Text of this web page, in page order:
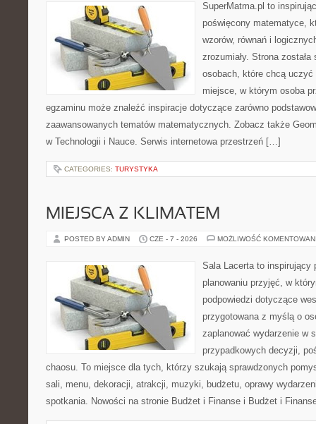
SuperMatma.pl to
poświęcony matematyce,
wzorów, równań i
zrozumiały. Strona
osobach, które chcą
miejsce, w którym osoba
egzaminu może znaleźć inspiracje dotyczące zarówno
zaawansowanych tematów matematycznych. Zobacz także
w Technologii i Nauce. Serwis internetowa przestrzeń […]
CATEGORIES: TURYSTYKA
MIEJSCA Z KLIMATEM
POSTED BY ADMIN CZE - 7 - 2026 MOŻLIWOŚĆ
Sala Lacerta to inspirujący
planowaniu przyjęć, w
podpowiedzi dotyczące
przygotowana z myślą o
zaplanować wydarzenie w
przypadkowych decyzji,
chaosu. To miejsce dla tych, którzy szukają sprawdzonych
sali, menu, dekoracji, atrakcji, muzyki, budżetu, oprawy
spotkania. Nowości na stronie Budżet i Finanse i Budżet i